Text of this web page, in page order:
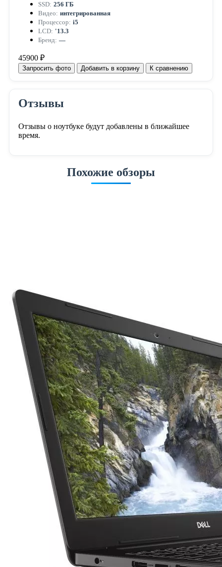
SSD: 256 ГБ
Видео: интегрированная
Процессор: i5
LCD: '13.3
Бренд: —
45900 ₽
Запросить фото Добавить в корзину К сравнению
Отзывы
Отзывы о ноутбуке будут добавлены в ближайшее
время.
Похожие обзоры